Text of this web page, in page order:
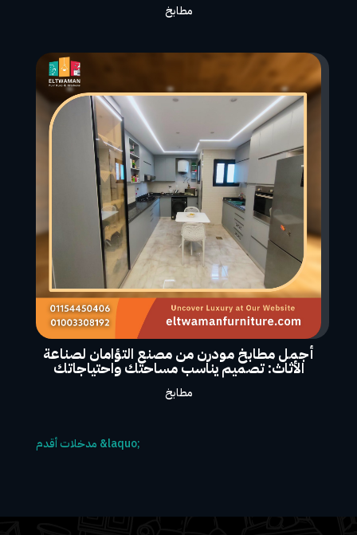
مطابخ
أجمل مطابخ مودرن من مصنع التؤامان لصناعة
الأثاث: تصميم يناسب مساحتك واحتياجاتك
مطابخ